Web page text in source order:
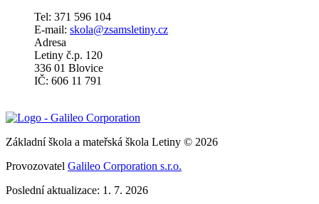
Tel: 371 596 104
E-mail: skola@zsamsletiny.cz
Adresa
Letiny č.p. 120
336 01 Blovice
IČ: 606 11 791
Základní škola a mateřská škola Letiny © 2026
Provozovatel Galileo Corporation s.r.o.
Poslední aktualizace: 1. 7. 2026